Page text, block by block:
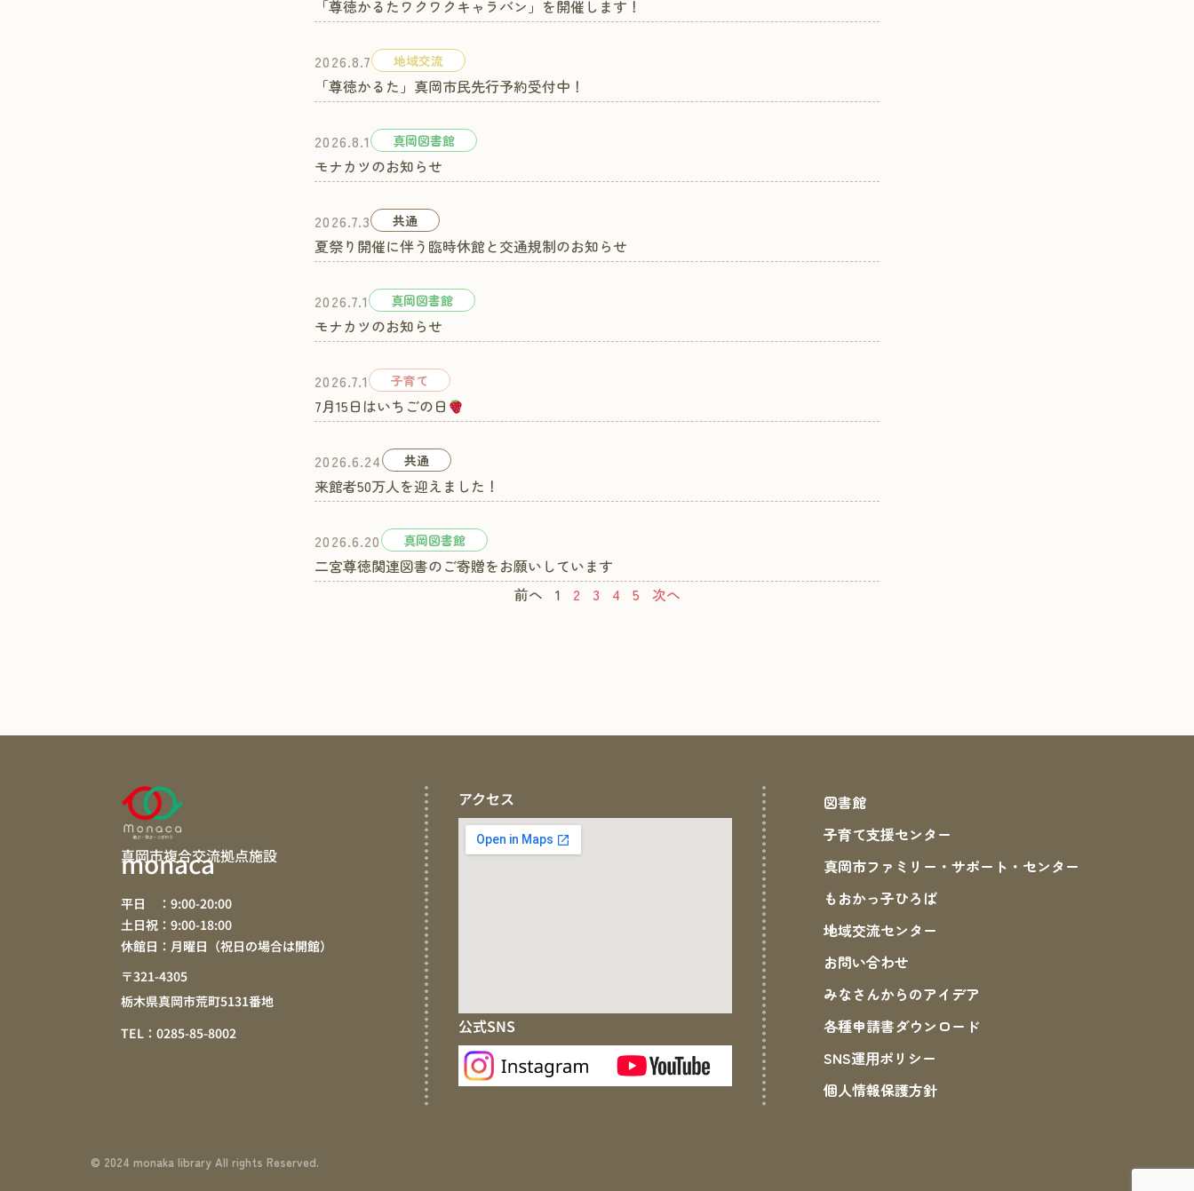
「尊徳かるたワクワクキャラバン」を開催します！
2026.8.7 地域交流
「尊徳かるた」真岡市民先行予約受付中！
2026.8.1 真岡図書館
モナカツのお知らせ
2026.7.3 共通
夏祭り開催に伴う臨時休館と交通規制のお知らせ
2026.7.1 真岡図書館
モナカツのお知らせ
2026.7.1 子育て
7月15日はいちごの日
2026.6.24 共通
来館者50万人を迎えました！
2026.6.20 真岡図書館
二宮尊徳関連図書のご寄贈をお願いしています
前へ
1 2 3 4 5 次へ
真岡市複合交流拠点施設
monaca
平日 ：9:00-20:00
土日祝：9:00-18:00
休館日：月曜日（祝日の場合は開館）
〒321-4305
栃木県真岡市荒町5131番地
TEL：0285-85-8002
アクセス
公式SNS
図書館
子育て支援センター
真岡市ファミリー・サポート・センター
もおかっ子ひろば
地域交流センター
お問い合わせ
みなさんからのアイデア
各種申請書ダウンロード
SNS運⽤ポリシー
個人情報保護方針
© 2024 monaka library All rights Reserved.